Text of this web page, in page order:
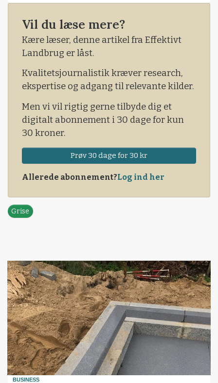
Vil du læse mere?
Kære læser, denne artikel fra Effektivt
Landbrug er låst.
Kvalitetsjournalistik kræver research,
ekspertise og adgang til relevante kilder.
Men vi vil rigtig gerne tilbyde dig et
digitalt abonnement i 30 dage for kun
30 kroner.
Prøv 30 dage for 30 kr
Allerede abonnement?Log ind her
Grise
BUSINESS